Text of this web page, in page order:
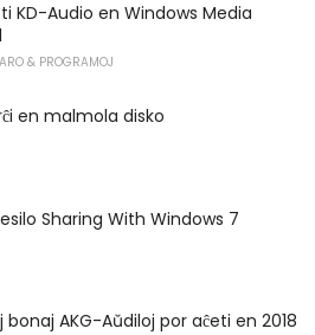
KD-Audio en Windows Media
& PROGRAMOJ
en malmola disko
Sharing With Windows 7
bonaj AKG-Aŭdiloj por aĉeti en 2018